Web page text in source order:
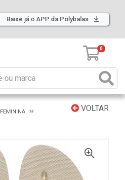
Baixe já o APP da Polybalas
0
VOLTAR
FEMININA